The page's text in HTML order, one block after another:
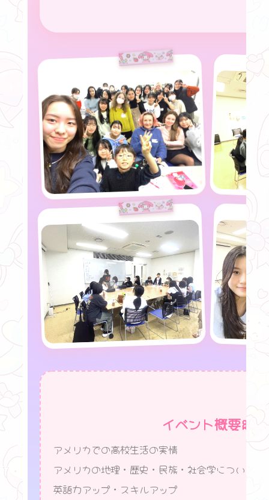
イベント概要🎀
アメリカでの高校生活の実情
アメリカの地理・歴史・民族・社会学についての
英語力アップ・スキルアップ